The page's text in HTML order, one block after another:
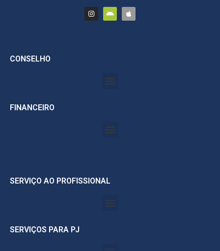
CONSELHO
FINANCEIRO
SERVIÇO AO PROFISSIONAL
SERVIÇOS PARA PJ